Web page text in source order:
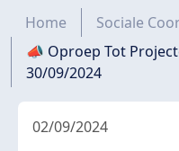
Kruimelpad
Home
Sociale
📣 Oproep Tot
30/09/2024
02/09/2024